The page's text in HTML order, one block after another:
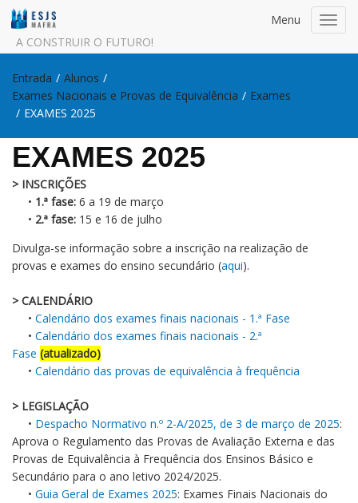
A CONSTRUIR O FUTURO!
Menu
Entrada / Alunos /
Exames Nacionais e Provas de Equivalência / Exames
/ EXAMES 2025
EXAMES 2025
> INSCRIÇÕES
• 1.ª fase: 6 a 19 de março
• 2.ª fase: 15 e 16 de julho
Divulga-se informação sobre a inscrição na realização de
provas e exames do ensino secundário (aqui).
> CALENDÁRIO
• Calendário dos exames finais nacionais - 1.ª Fase
• Calendário dos exames finais nacionais - 2.ª
Fase (atualizado)
• Calendário das provas de equivalência à frequência
> LEGISLAÇÃO
• Despacho Normativo n.º 2-A/2025, de 3 de março de 2025:
Aprova o Regulamento das Provas de Avaliação Externa e das
Provas de Equivalência à Frequência dos Ensinos Básico e
Secundário para o ano letivo 2024/2025.
• Guia Geral de Exames 2025: Exames Finais Nacionais do